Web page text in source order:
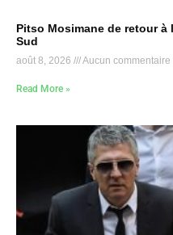
Pitso Mosimane de retour à
Sud
août 8, 2026 Aucun commentaire
Read More »